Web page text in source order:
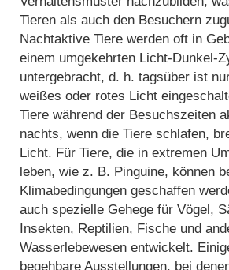
Tieren als auch den Besuchern
Nachtaktive Tiere werden oft in
einem umgekehrten Licht-Dunkel-
untergebracht, d. h. tagsüber ist
weißes oder rotes Licht
Tiere während der Besuchszeiten
nachts, wenn die Tiere schlafen,
Licht. Für Tiere, die in extremen
leben, wie z. B. Pinguine, können
Klimabedingungen geschaffen
auch spezielle Gehege für Vögel,
Insekten, Reptilien, Fische und
Wasserlebewesen entwickelt.
begehbare Ausstellungen, bei